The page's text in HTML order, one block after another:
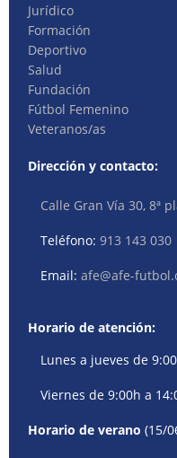
Jurídico
Formación
Deportivo
Salud
Fundación
Fútbol Femenino
Veteranos/as
Dirección y contacto:
Calle Gran Vía 30, 8ª
Teléfono:913 143 030
Email:afe@afe-
Horario de atención:
Lunes a jueves de
Viernes de 9:00h a
Horario de verano (15/